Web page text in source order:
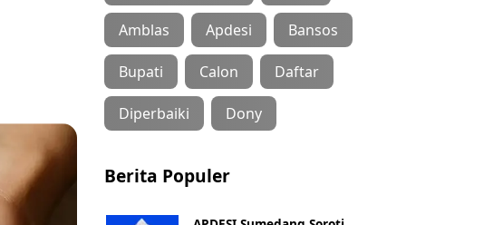
Amblas Apdesi Bansos
Bupati Calon Daftar
Diperbaiki Dony
Berita Populer